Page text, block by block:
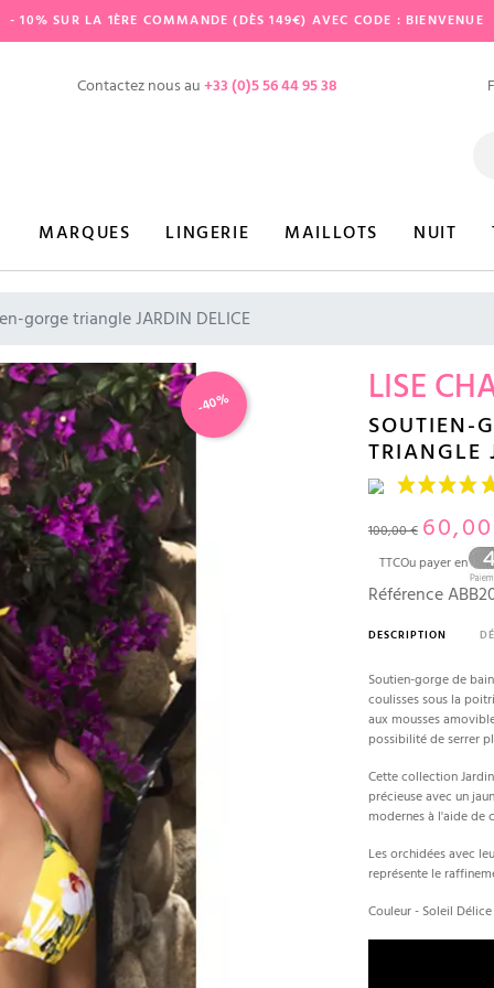
- 10% SUR LA 1ÈRE COMMANDE (DÈS 149€) AVEC CODE : BIENVENUE
Contactez nous au+33 (0)5 56 44 95 38
MARQUES LINGERIE MAILLOTS NUIT
gorge triangle JARDIN DELICE
-40% LISE
SOUTIEN-
TRIANGLE
100,00 €
TTCOu payer en
Référence
DESCRIPTION
Soutien-gorge de
coulisses sous la
aux mousses
possibilité de serrer
Cette collection
précieuse avec un
modernes à l'aide de
Les orchidées avec
représente le
Couleur - Soleil Délice